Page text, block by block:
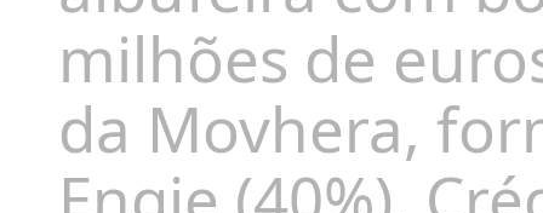
milhões de
da Movhera,